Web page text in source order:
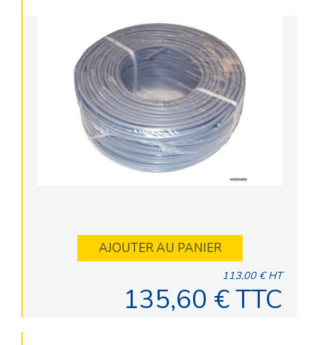
AJOUTER AU PANIER
113,00 € HT
135,60 € TTC